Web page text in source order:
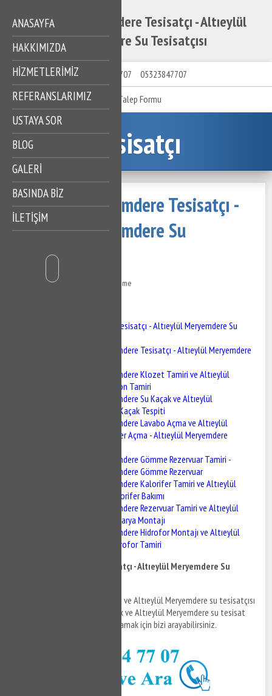
Altıeylül Meryemdere Tesisatçı - Altıeylül
Meryemdere Su Tesisatçısı
ANASAYFA
HAKKIMIZDA
HIZMETLERIMIZ
REFERANSLARIMIZ
USTAYA SOR
BLOG
GALERİ
BASINDA BİZ
İLETİŞİM
05323847707 05323847707
Talep Formu
Tesisatçı
Altıeylül Meryemdere Tesisatçı -
Altıeylül Meryemdere Su
Tesisatçısı
24 Temmuz 2022 373 Görüntüleme
Altıeylül Meryemdere Tesisatçı - Altıeylül Meryemdere Su
Altıeylül Meryemdere Tesisatçı - Altıeylül Meryemdere
Altıeylül Meryemdere Klozet Tamiri ve Altıeylül
Meryemdere Sifon Tamiri
Altıeylül Meryemdere Su Kaçak ve Altıeylül
Meryemdere Su Kaçak Tespiti
Altıeylül Meryemdere Lavabo Açma ve Altıeylül
Meryemdere Gider Açma - Altıeylül Meryemdere
Altıeylül Meryemdere Gömme Rezervuar Tamiri -
Altıeylül Meryemdere Gömme Rezervuar
Altıeylül Meryemdere Kalorifer Tamiri ve Altıeylül
Meryemdere Kalorifer Bakımı
Altıeylül Meryemdere Rezervuar Tamiri ve Altıeylül
Meryemdere Batarya Montajı
Altıeylül Meryemdere Hidrofor Montajı ve Altıeylül
Meryemdere Hidrofor Tamiri
Altıeylül Meryemdere Tesisatçı - Altıeylül Meryemdere Su
Altıeylül Meryemdere tesisatçı ve Altıeylül Meryemdere su tesisatçısı
hizmetleri hakkında bilgi almak ve Altıeylül Meryemdere su tesisat
hakkında detaylara erişim sağlamak için bizi arayabilirsiniz.